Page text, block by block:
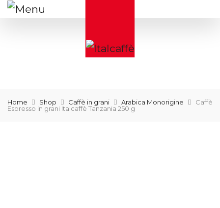
Home Shop Caffè in grani Arabica Monorigine
Caffè
Espresso in grani Italcaffè Tanzania 250 g